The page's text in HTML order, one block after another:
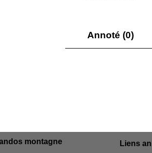
Annoté (0)
montagne
Liens